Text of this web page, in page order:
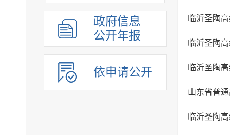
政府信息
公开年报
依申请公开
临沂圣陶
临沂圣陶
临沂圣陶
山东省普
临沂圣陶